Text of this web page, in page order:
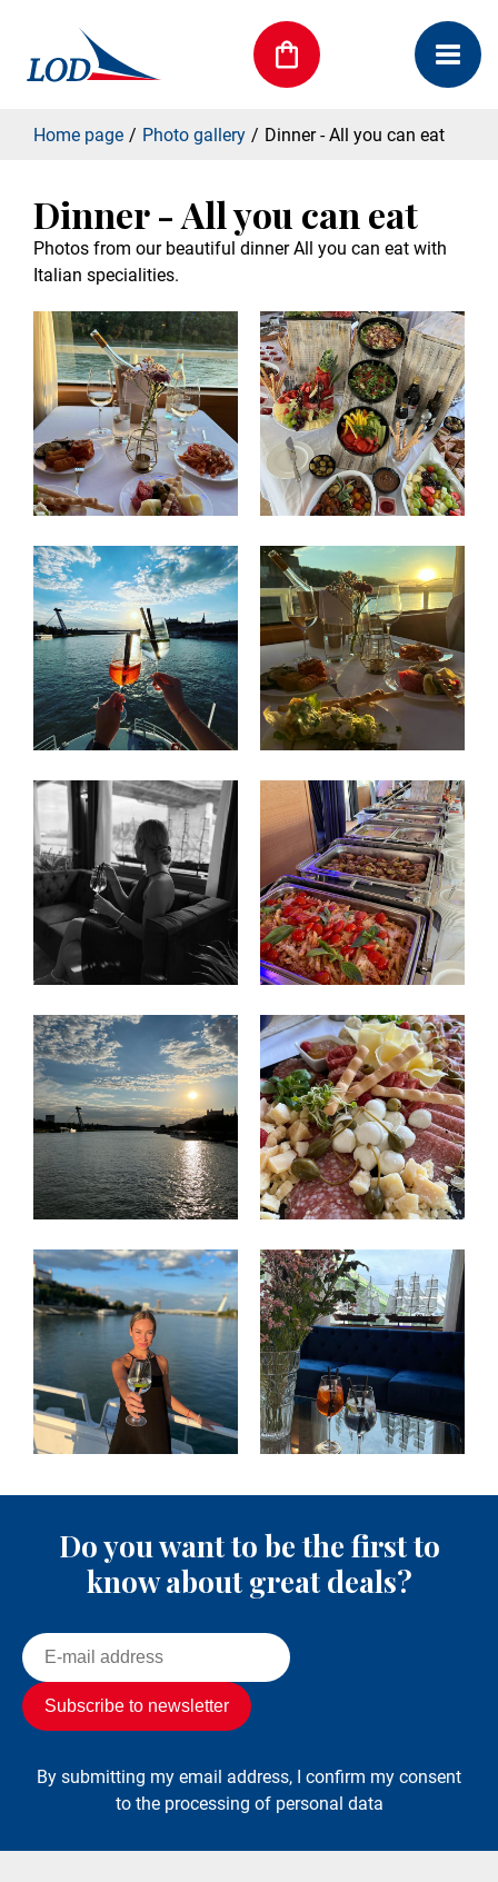
Home page Photo gallery Dinner - All you can eat
Dinner - All you can eat
Photos from our beautiful dinner All you can eat with
Italian specialities.
Do you want to be the first to
know about great deals?
By submitting my email address, I confirm my consent
to the processing of personal data